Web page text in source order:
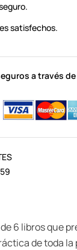
satisfechos.
a través
6 libros que
de toda la